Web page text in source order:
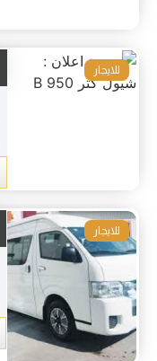
للايجار
للايجار